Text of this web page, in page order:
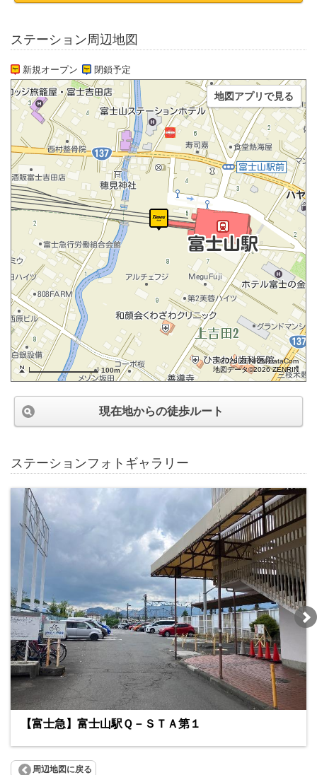
ステーション周辺地図
新規オープン 閉鎖予定
100m
©2026 ZENRIN DataCom
地図データ©2026 ZENRIN
地図アプリで見る
現在地からの徒歩ルート
ステーションフォトギャラリー
【富士急】富士山駅Ｑ－ＳＴＡ第１
周辺地図に戻る